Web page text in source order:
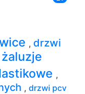
, drzwi
żaluzje
,
, drzwi pcv